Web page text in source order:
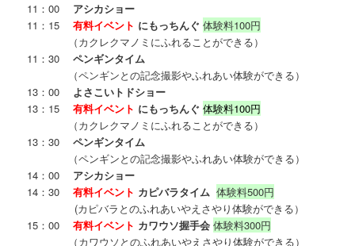
11：00 アシカショー
11：15有料イベント にもっちんぐ 体験料100円
（カクレクマノミにふれることができる）
11：30ペンギンタイム
（ペンギンとの記念撮影やふれあい体験ができる）
13：00 よさこいトドショー
13：15有料イベント にもっちんぐ 体験料100円
（カクレクマノミにふれることができる）
13：30ペンギンタイム
（ペンギンとの記念撮影やふれあい体験ができる）
14：00 アシカショー
14：30有料イベント カピバラタイム体験料500円
(カピバラとのふれあいやえさやり体験ができる）
15：00
有料イベント カワウソ握手会 体験料300円
（カワウソとのふれあいやえさやり体験ができる）